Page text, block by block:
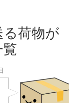
る荷物が
覧